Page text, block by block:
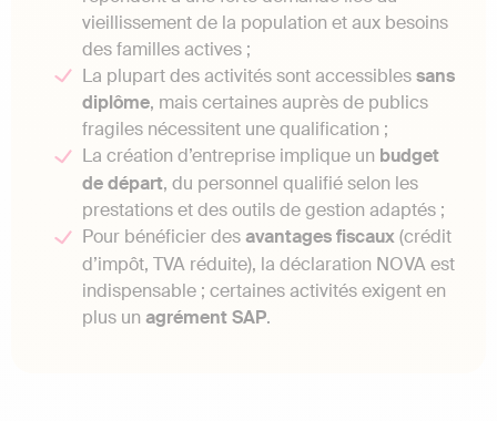
vieillissement de la population et aux besoins
des familles actives ;
La plupart des activités sont accessiblessans
diplôme, mais certaines auprès de publics
fragiles nécessitent une qualification ;
La création d’entreprise implique un budget
de départ, du personnel qualifié selon les
prestations et des outils de gestion adaptés ;
Pour bénéficier desavantages fiscaux(crédit
d’impôt, TVA réduite), la déclaration NOVA est
indispensable ; certaines activités exigent en
plus un agrément SAP.